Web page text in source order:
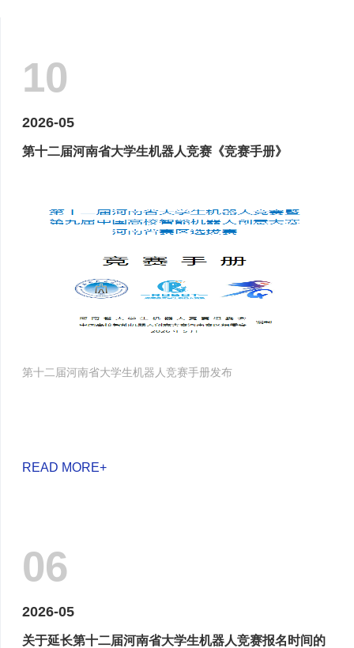
10
2026-05
第十二届河南省大学生机器人竞赛《竞赛手册》
第十二届河南省大学生机器人竞赛手册发布
READ MORE+
06
2026-05
关于延长第十二届河南省大学生机器人竞赛报名时间的